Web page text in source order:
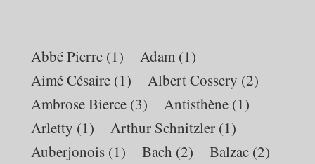
Abbé Pierre (1) Adam (1)
Aimé Césaire (1) Albert Cossery (2)
Ambrose Bierce (3) Antisthène (1)
Arletty (1) Arthur Schnitzler (1)
Auberjonois (1) Bach (2) Balzac (2)